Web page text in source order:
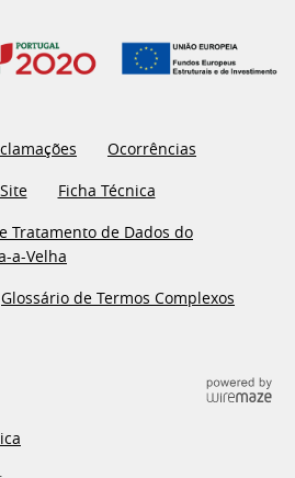
Ocorrências
Ficha Técnica
Tratamento de Dados do
a-Velha
Glossário de Termos Complexos